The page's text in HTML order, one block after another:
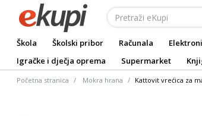
Škola Školski pribor Računala
Igračke i dječja oprema
Supermarket
Početna stranica Mokra hrana Kattovit vrećica za